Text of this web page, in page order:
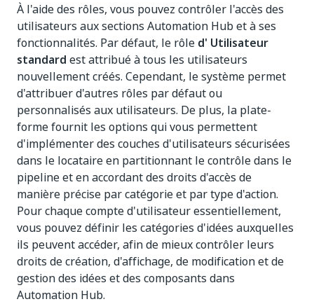
À l'aide des rôles, vous pouvez contrôler l'accès des
utilisateurs aux sections Automation Hub et à ses
fonctionnalités. Par défaut, le rôle d' Utilisateur
standard est attribué à tous les utilisateurs
nouvellement créés. Cependant, le système permet
d'attribuer d'autres rôles par défaut ou
personnalisés aux utilisateurs. De plus, la plate-
forme fournit les options qui vous permettent
d'implémenter des couches d'utilisateurs sécurisées
dans le locataire en partitionnant le contrôle dans le
pipeline et en accordant des droits d'accès de
manière précise par catégorie et par type d'action.
Pour chaque compte d'utilisateur essentiellement,
vous pouvez définir les catégories d'idées auxquelles
ils peuvent accéder, afin de mieux contrôler leurs
droits de création, d'affichage, de modification et de
gestion des idées et des composants dans
Automation Hub.